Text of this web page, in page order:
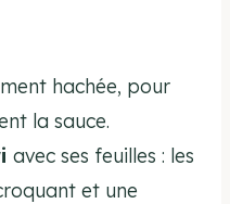
hachée, pour
la sauce.
avec ses feuilles : les
et une